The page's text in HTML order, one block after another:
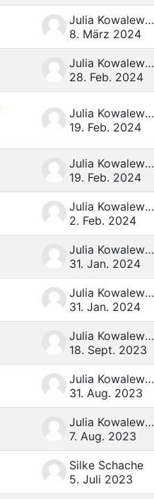
Julia Kowalewski
8. März 2024
Julia Kowalewski
28. Feb. 2024
Julia Kowalewski
19. Feb. 2024
Julia Kowalewski
19. Feb. 2024
Julia Kowalewski
2. Feb. 2024
Julia Kowalewski
31. Jan. 2024
Julia Kowalewski
31. Jan. 2024
Julia Kowalewski
18. Sept. 2023
Julia Kowalewski
31. Aug. 2023
Julia Kowalewski
7. Aug. 2023
Silke Schache
5. Juli 2023